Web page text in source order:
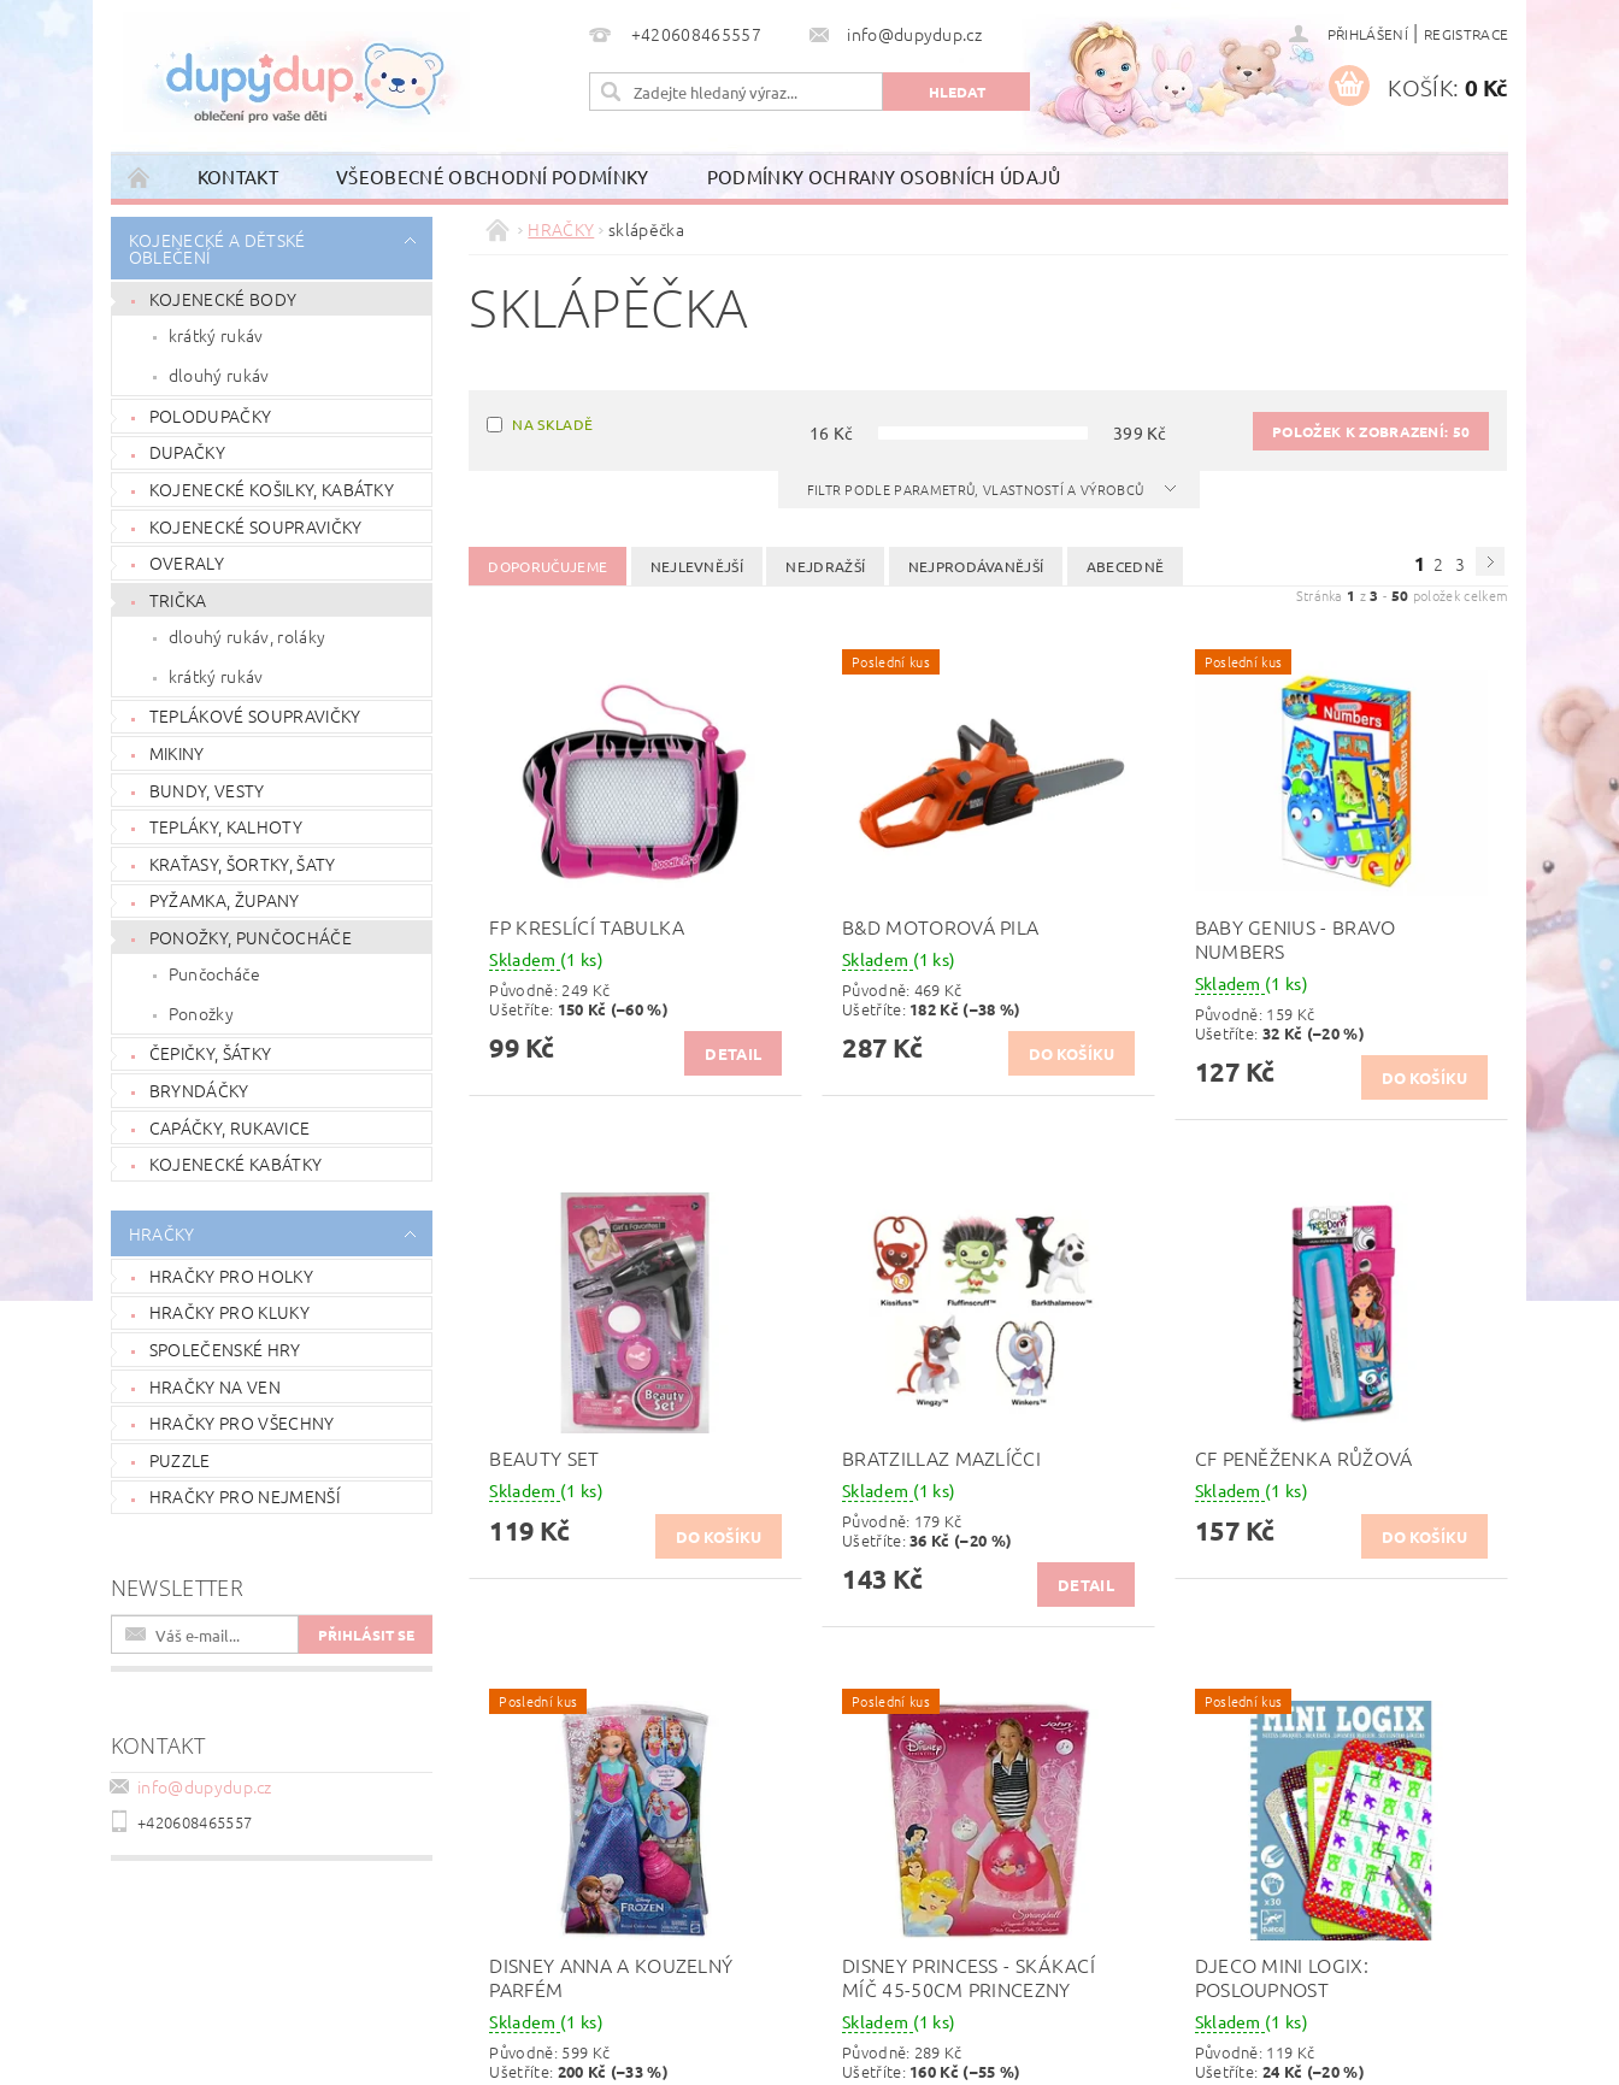
+420608465557 info@dupydup.cz PŘIHLÁŠENÍ | REGISTRACE
KOŠÍK: 0 Kč
KONTAKT VŠEOBECNÉ OBCHODNÍ PODMÍNKY PODMÍNKY OCHRANY OSOBNÍCH ÚDAJŮ
KOJENECKÉ A DĚTSKÉ
OBLEČENÍ
KOJENECKÉ BODY
krátký rukáv
dlouhý rukáv
POLODUPAČKY
DUPAČKY
KOJENECKÉ KOŠILKY, KABÁTKY
KOJENECKÉ SOUPRAVIČKY
OVERALY
TRIČKA
dlouhý rukáv, roláky
krátký rukáv
TEPLÁKOVÉ SOUPRAVIČKY
MIKINY
BUNDY, VESTY
TEPLÁKY, KALHOTY
KRAŤASY, ŠORTKY, ŠATY
PYŽAMKA, ŽUPANY
PONOŽKY, PUNČOCHÁČE
Punčocháče
Ponožky
ČEPIČKY, ŠÁTKY
BRYNDÁČKY
CAPÁČKY, RUKAVICE
KOJENECKÉ KABÁTKY
HRAČKY
HRAČKY PRO HOLKY
HRAČKY PRO KLUKY
SPOLEČENSKÉ HRY
HRAČKY NA VEN
HRAČKY PRO VŠECHNY
PUZZLE
HRAČKY PRO NEJMENŠÍ
NEWSLETTER
KONTAKT
info@dupydup.cz
+420608465557
HRAČKY sklápěčka
SKLÁPĚČKA
NA SKLADĚ 16 Kč 399 Kč POLOŽEK K ZOBRAZENÍ: 50
FILTR PODLE PARAMETRŮ, VLASTNOSTÍ A VÝROBCŮ
DOPORUČUJEME NEJLEVNĚJŠÍ NEJDRAŽŠÍ NEJPRODÁVANĚJŠÍ ABECEDNĚ 1 2 3
Stránka 1 z3 - 50 položek celkem
FP KRESLÍCÍ TABULKA
Skladem (1 ks)
Původně: 249 Kč
Ušetříte: 150 Kč (–60 %)
99 Kč DETAIL
Poslední kus
B&D MOTOROVÁ PILA
Skladem (1 ks)
Původně: 469 Kč
Ušetříte: 182 Kč (–38 %)
287 Kč
Poslední kus
BABY GENIUS - BRAVO
NUMBERS
Skladem (1 ks)
Původně: 159 Kč
Ušetříte: 32 Kč (–20 %)
127 Kč
BEAUTY SET
Skladem (1 ks)
119 Kč
BRATZILLAZ MAZLÍČCI
Skladem (1 ks)
Původně: 179 Kč
Ušetříte:36 Kč (–20 %)
143 Kč DETAIL
CF PENĚŽENKA RŮŽOVÁ
Skladem (1 ks)
157 Kč
Poslední kus
DISNEY ANNA A KOUZELNÝ
PARFÉM
Skladem (1 ks)
Původně: 599 Kč
Ušetříte: 200 Kč (–33 %)
Poslední kus
DISNEY PRINCESS - SKÁKACÍ
MÍČ 45-50CM PRINCEZNY
Skladem (1 ks)
Původně: 289 Kč
Ušetříte: 160 Kč (–55 %)
Poslední kus
DJECO MINI LOGIX:
POSLOUPNOST
Skladem (1 ks)
Původně: 119 Kč
Ušetříte: 24 Kč (–20 %)